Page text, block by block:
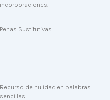
incorporaciones.
Penas Sustitutivas
Recurso de nulidad en palabras
sencillas